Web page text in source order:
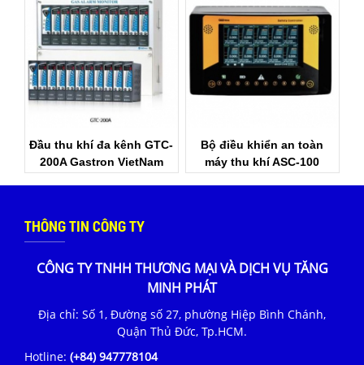
Đầu thu khí đa kênh GTC-
200A Gastron VietNam
Bộ điều khiển an toàn
máy thu khí ASC-100
THÔNG TIN CÔNG TY
CÔNG TY TNHH THƯƠNG MẠI VÀ DỊCH VỤ TĂNG
MINH PHÁT
Địa chỉ: Số 1, Đường số 27, phường Hiệp Bình Chánh,
Quận Thủ Đức, Tp.HCM.
Hotline: (+84) 947778104